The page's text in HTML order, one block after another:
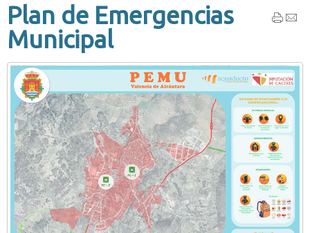
Plan de Emergencias
Municipal